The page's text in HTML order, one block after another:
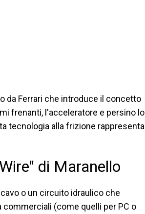
da Ferrari che introduce il concetto
frenanti, l'acceleratore e persino lo
tecnologia alla frizione rappresenta
di Maranello
o un circuito idraulico che
(come quelli per PC o